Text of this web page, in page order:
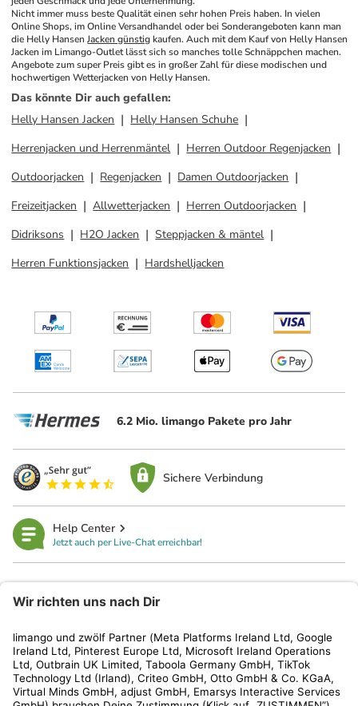
Nicht immer muss beste Qualität einen sehr hohen Preis haben. In vielen
Online Shops, im Online Versandhandel oder bei Sonderangeboten kann man
die Helly Hansen Jacken günstig kaufen. Auch mit dem Kauf von Helly Hansen
Jacken im Limango-Outlet lässt sich so manches tolle Schnäppchen machen.
Angebote zum super Preis gibt es in großer Zahl für diese modischen und
hochwertigen Wetterjacken von Helly Hansen.
Das könnte Dir auch gefallen:
Helly Hansen Jacken
Helly Hansen Schuhe
Herrenjacken und Herrenmäntel
Herren Outdoor Regenjacken
Outdoorjacken
Regenjacken
Damen Outdoorjacken
Freizeitjacken
Allwetterjacken
Herren Outdoorjacken
Didriksons
H2O Jacken
Steppjacken & mäntel
Herren Funktionsjacken
Hardshelljacken
6.2 Mio. limango Pakete pro Jahr
Sichere Verbindung
Help Center
Jetzt auch per Live-Chat erreichbar!
Kundenservice
Shop